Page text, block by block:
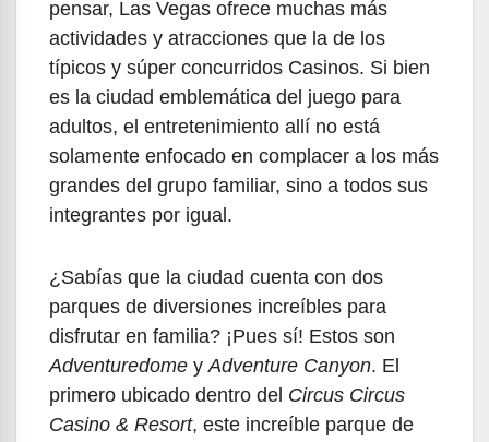
pensar, Las Vegas ofrece muchas más
actividades y atracciones que la de los
típicos y súper concurridos Casinos. Si bien
es la ciudad emblemática del juego para
adultos, el entretenimiento allí no está
solamente enfocado en complacer a los más
grandes del grupo familiar, sino a todos sus
integrantes por igual.
¿Sabías que la ciudad cuenta con dos
parques de diversiones increíbles para
disfrutar en familia? ¡Pues sí! Estos son
Adventuredome yAdventure Canyon. El
primero ubicado dentro del Circus Circus
Casino & Resort, este increíble parque de